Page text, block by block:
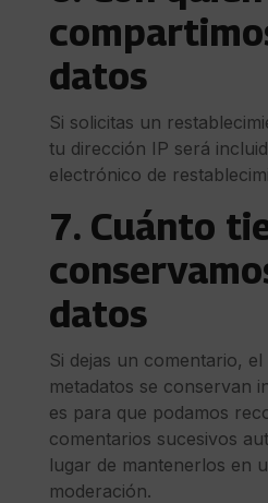
datos
Si solicitas un
tu dirección IP será
electrónico de
7. Cuánto
datos
Si dejas un comentario,
metadatos se conservan
es para que podamos
comentarios sucesivos
lugar de mantenerlos en
moderación.